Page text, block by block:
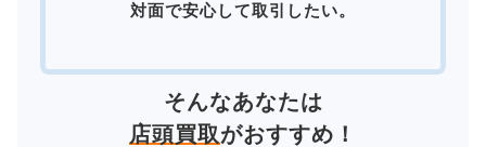
対面で安心して取引したい。
そんなあなたは
店頭買取がおすすめ！